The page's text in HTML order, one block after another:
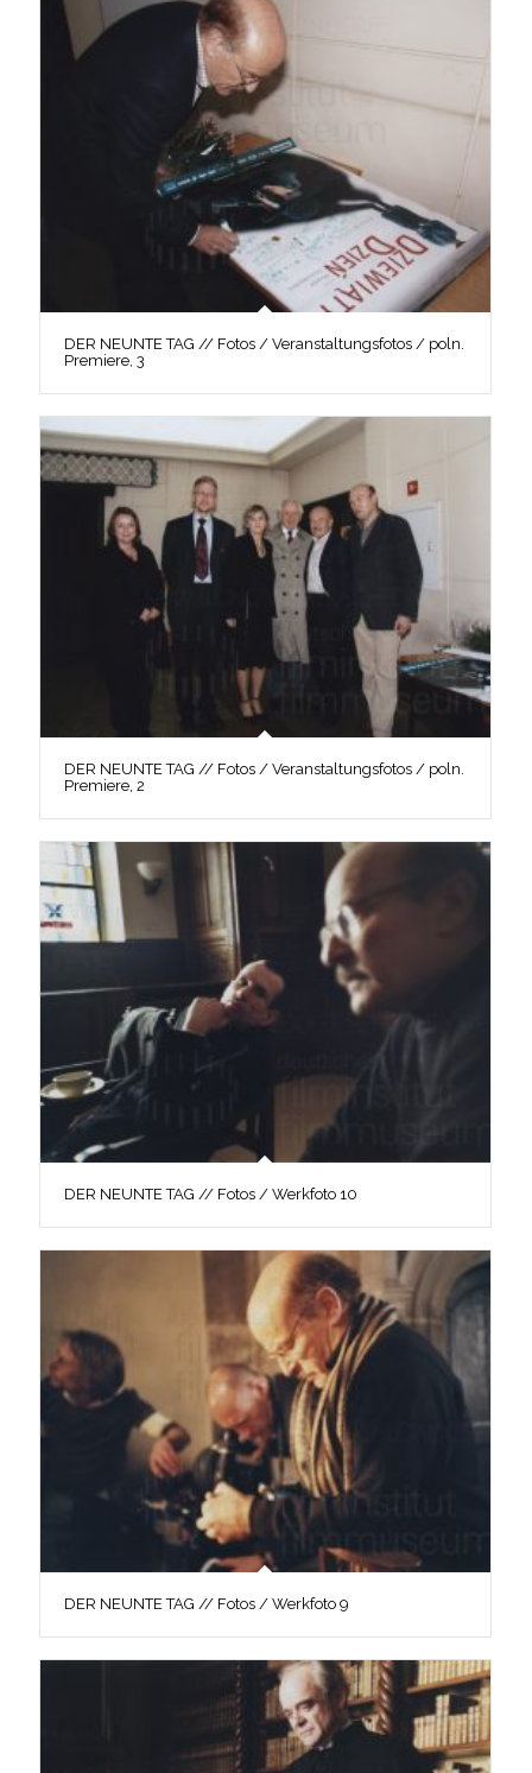
DER NEUNTE TAG // Fotos / Veranstaltungsfotos / poln.
Premiere, 3
DER NEUNTE TAG // Fotos / Veranstaltungsfotos / poln.
Premiere, 2
DER NEUNTE TAG // Fotos / Werkfoto 10
DER NEUNTE TAG // Fotos / Werkfoto 9